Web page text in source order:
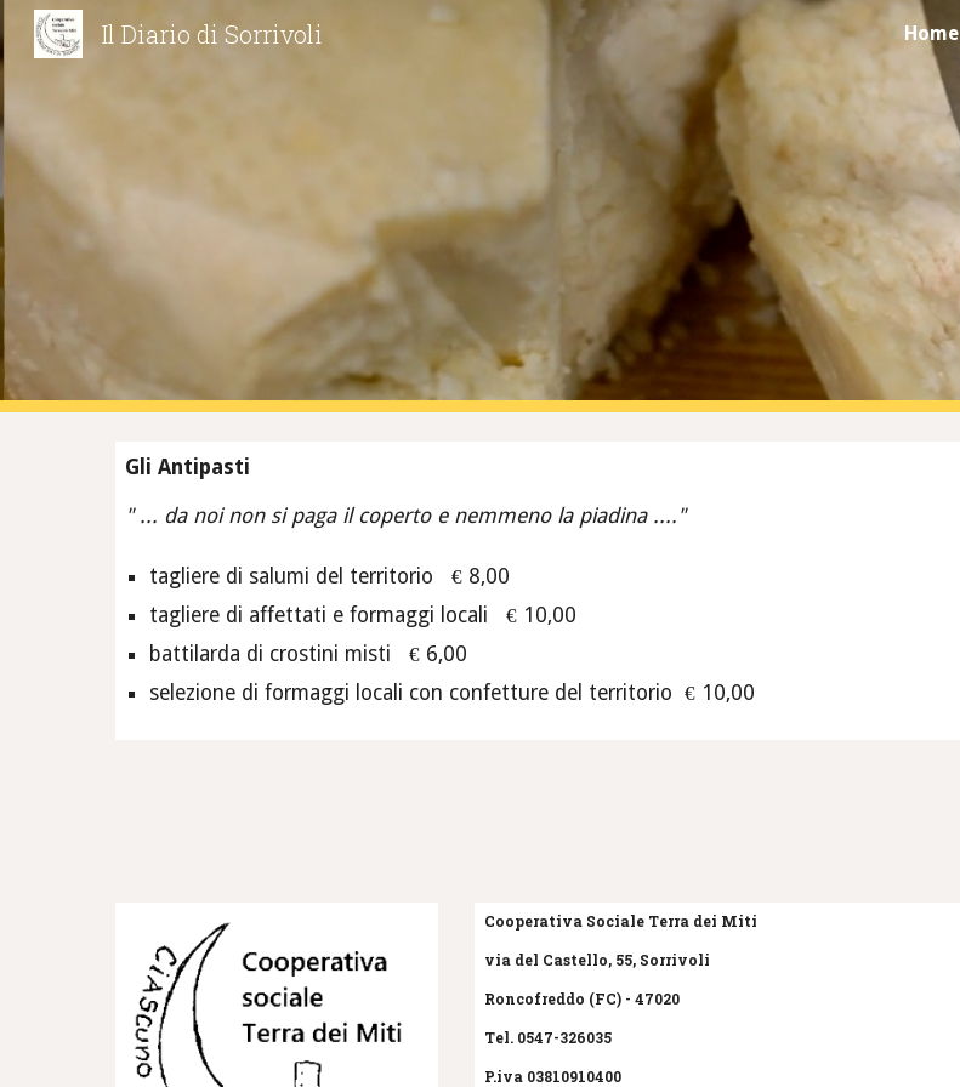
Skip to main content
Il Diario di Sorrivoli Home
Gli Antipasti
" ... da noi non si paga il coperto e nemmeno la piadina ...."
tagliere di salumi del territorio € 8,00
tagliere di affettati e formaggi locali € 10,00
battilarda di crostini misti € 6,00
selezione di formaggi locali con confetture del territorio € 10,00
Cooperativa Sociale Terra dei Miti
via del Castello, 55, Sorrivoli
Roncofreddo (FC) - 47020
Tel. 0547-326035
P.iva 03810910400